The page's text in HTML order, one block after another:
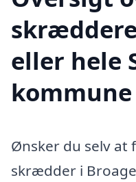
eller hele
kommune
Ønsker du selv at
skrædder i